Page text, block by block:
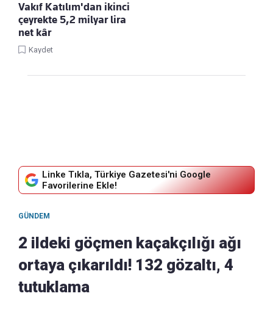
Vakıf Katılım'dan ikinci
çeyrekte 5,2 milyar lira
net kâr
Kaydet
Linke Tıkla, Türkiye Gazetesi'ni Google
Favorilerine Ekle!
GÜNDEM
2 ildeki göçmen kaçakçılığı ağı
ortaya çıkarıldı! 132 gözaltı, 4
tutuklama